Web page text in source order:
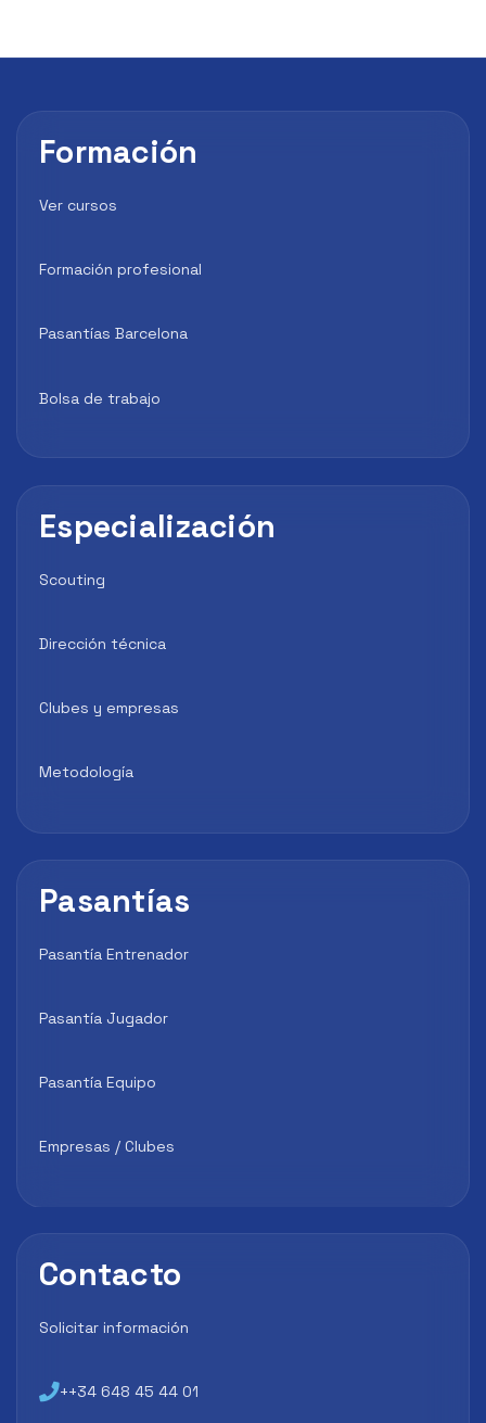
Formación
Ver cursos
Formación profesional
Pasantías Barcelona
Bolsa de trabajo
Especialización
Scouting
Dirección técnica
Clubes y empresas
Metodología
Pasantías
Pasantía Entrenador
Pasantía Jugador
Pasantía Equipo
Empresas / Clubes
Contacto
Solicitar información
++34 648 45 44 01